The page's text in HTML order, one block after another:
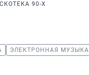
90-Х
ЭЛЕКТРОННАЯ МУЗЫКА